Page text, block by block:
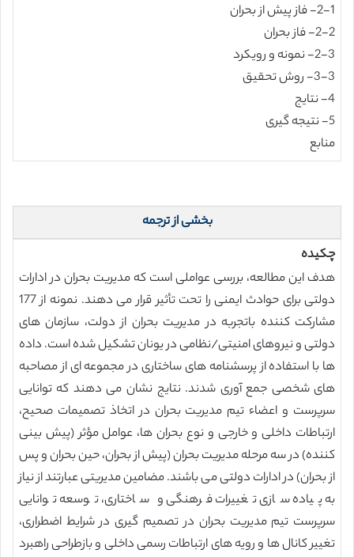
2-1- فاز پیش از بحران
2-2- فاز بحران
2-3- نمونه و رویکرد
3-3- روش تحقیق
4- نتایج
5- نتیجه گیری
منابع
بخشی از ترجمه
چکیده
هدف این مطالعه، بررسی عواملی است که مدیریت بحران در ادارات
دولتی برای حوادث ایمنی را تحت تأثیر قرار می دهند. نمونه از 177
مشارکت کننده باتجربه در مدیریت بحران از دولت، سازمان های
دولتی و نیروهای امنیتی/نظامی در یونان تشکیل شده است. داده
ها با استفاده از پرسشنامه های ساختاری در مجموعه ای از مصاحبه
های شخصی جمع آوری شدند. نتایج نشان می دهند که توانایی
سرپرست و اعضاء تیم مدیریت بحران در اتخاذ تصمیمات صحیح،
ارتباطات داخلی و خارجی و نوع بحران ها، عوامل مؤثر (پیش بینی
کننده) در سه مرحله مدیریت بحران (پیش از بحران، حین بحران و پس
از بحران) در ادارات دولتی می باشند. مضامین مدیریتی عبارتند از نیاز
به پیاده سازی تغییرات فرهنگی و ساختاری، توسعه توانایی
سرپرست تیم مدیریت بحران در تصمیم گیری در شرایط اضطراری،
تغییر کانال ها و رویه های ارتباطات رسمی داخلی و بازطراحی راهبرد